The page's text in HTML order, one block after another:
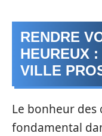
RENDRE
HEUREUX :
VILLE
Le bonheur des
fondamental